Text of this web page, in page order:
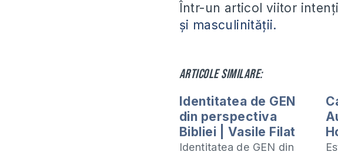
Într-un articol viitor
şi masculinităţii.
Articole similare:
Identitatea de GEN
din perspectiva
Bibliei | Vasile Filat
Identitatea de GEN din